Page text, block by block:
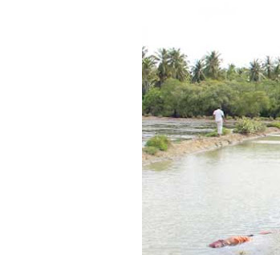
பாலச்சந்திரன்
பிரிட்டனால்
கைது
தடுப்பூசியை
சிறுமியை